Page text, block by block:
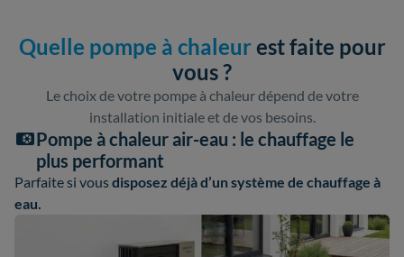
Quelle pompe à chaleurest faite pour
vous ?
Le choix de votre pompe à chaleur dépend de votre
installation initiale et de vos besoins.
Pompe à chaleur air-eau : le chauffage le
plus performant
Parfaite si vousdisposez déjà d’un système de chauffage à
eau.